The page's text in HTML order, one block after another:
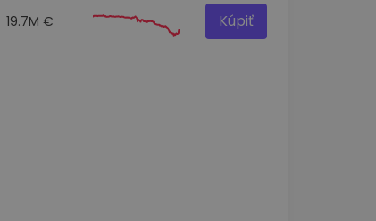
19.7M € Kúpiť